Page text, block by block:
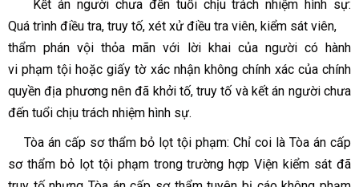
Kết án người chưa đến tuổi chịu trách nhiệm hình sự:
Quá trình điều tra, truy tố, xét xử điều tra viên, kiểm sát viên,
thẩm phán vội thỏa mãn với lời khai của người có hành
vi phạm tội hoặc giấy tờ xác nhận không chính xác của chính
quyền địa phương nên đã khởi tố, truy tố và kết án người chưa
đến tuổi chịu trách nhiệm hình sự.
Tòa án cấp sơ thẩm bỏ lọt tội phạm: Chỉ coi là Tòa án cấp
sơ thẩm bỏ lọt tội phạm trong trường hợp Viện kiểm sát đã